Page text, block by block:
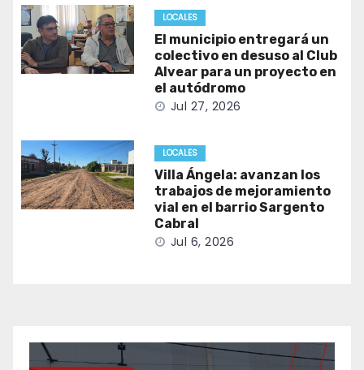
LOCALES
El municipio entregará un
colectivo en desuso al Club
Alvear para un proyecto en
el autódromo
Jul 27, 2026
LOCALES
Villa Ángela: avanzan los
trabajos de mejoramiento
vial en el barrio Sargento
Cabral
Jul 6, 2026